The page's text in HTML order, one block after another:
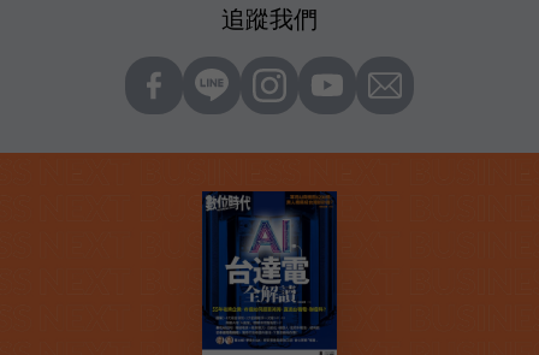
追蹤我們